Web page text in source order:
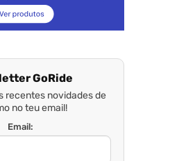
GoRide
recentes novidades de
no teu email!
Email: